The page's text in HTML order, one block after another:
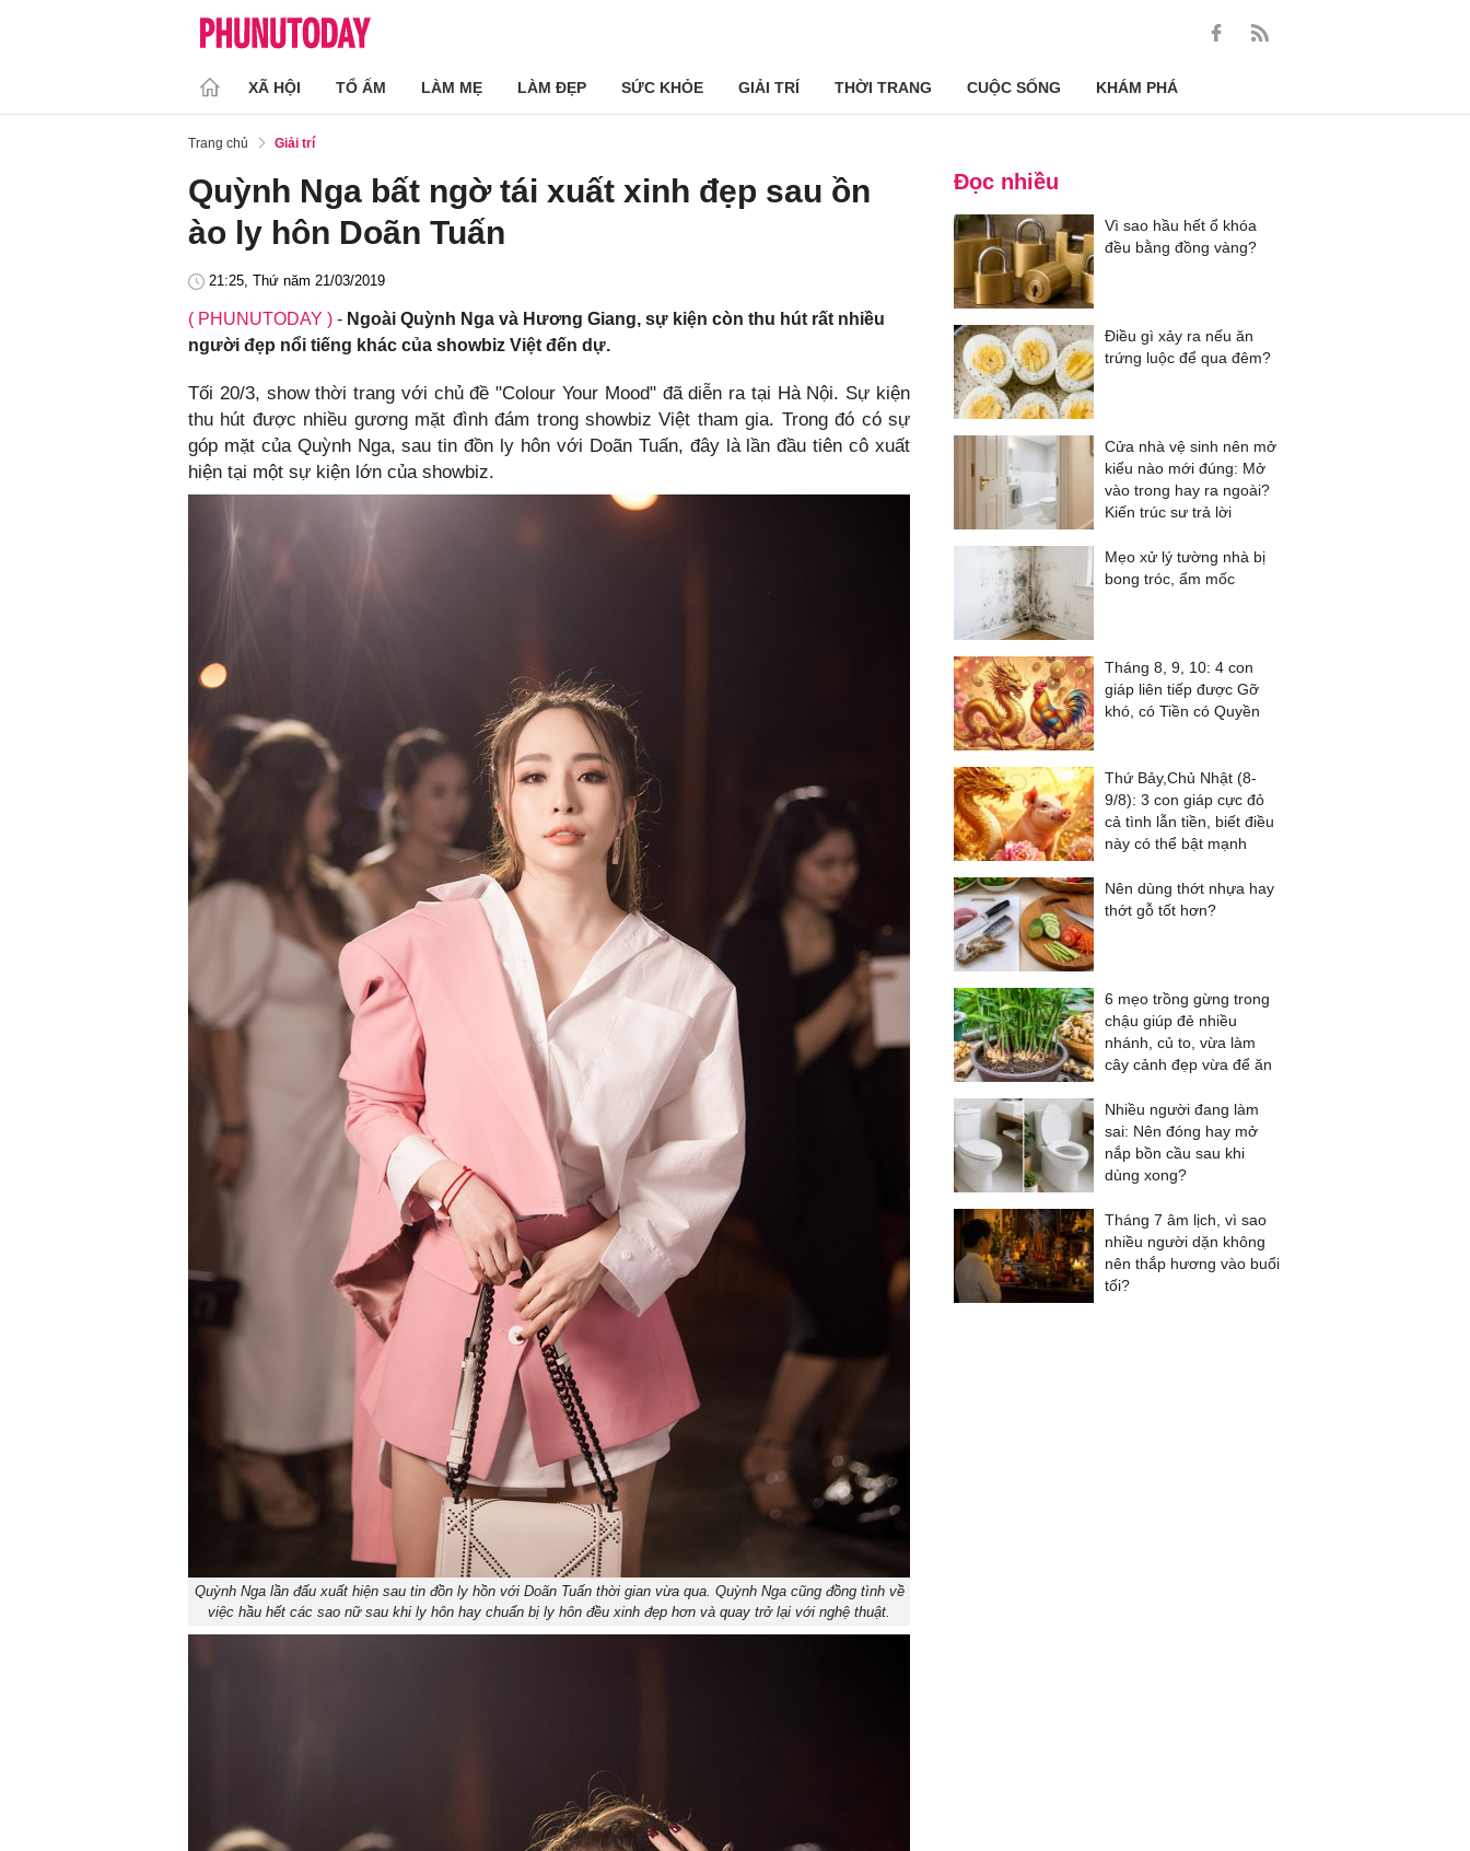
XÃ HỘI TỔ ẤM LÀM MẸ LÀM ĐẸP SỨC KHỎE GIẢI TRÍ THỜI TRANG CUỘC SỐNG KHÁM PHÁ
Trang chủ Giải trí
Quỳnh Nga bất ngờ tái xuất xinh đẹp sau ồn
ào ly hôn Doãn Tuấn
21:25, Thứ năm 21/03/2019
( PHUNUTODAY ) - Ngoài Quỳnh Nga và Hương Giang, sự kiện còn thu hút rất nhiều
người đẹp nổi tiếng khác của showbiz Việt đến dự.
Tối 20/3, show thời trang với chủ đề "Colour Your Mood" đã diễn ra tại Hà Nội. Sự kiện
thu hút được nhiều gương mặt đình đám trong showbiz Việt tham gia. Trong đó có sự
góp mặt của Quỳnh Nga, sau tin đồn ly hôn với Doãn Tuấn, đây là lần đầu tiên cô xuất
hiện tại một sự kiện lớn của showbiz.
Quỳnh Nga lần đấu xuất hiện sau tin đồn ly hồn với Doãn Tuấn thời gian vừa qua. Quỳnh Nga cũng đồng tình về
việc hầu hết các sao nữ sau khi ly hôn hay chuẩn bị ly hôn đều xinh đẹp hơn và quay trở lại với nghệ thuật.
Đọc nhiều
Vì sao hầu hết ổ khóa
đều bằng đồng vàng?
Điều gì xảy ra nếu ăn
trứng luộc để qua đêm?
Cửa nhà vệ sinh nên mở
kiểu nào mới đúng: Mở
vào trong hay ra ngoài?
Kiến trúc sư trả lời
Mẹo xử lý tường nhà bị
bong tróc, ẩm mốc
Tháng 8, 9, 10: 4 con
giáp liên tiếp được Gỡ
khó, có Tiền có Quyền
Thứ Bảy,Chủ Nhật (8-
9/8): 3 con giáp cực đỏ
cả tình lẫn tiền, biết điều
này có thể bật mạnh
Nên dùng thớt nhựa hay
thớt gỗ tốt hơn?
6 mẹo trồng gừng trong
chậu giúp đẻ nhiều
nhánh, củ to, vừa làm
cây cảnh đẹp vừa để ăn
Nhiều người đang làm
sai: Nên đóng hay mở
nắp bồn cầu sau khi
dùng xong?
Tháng 7 âm lịch, vì sao
nhiều người dặn không
nên thắp hương vào buổi
tối?